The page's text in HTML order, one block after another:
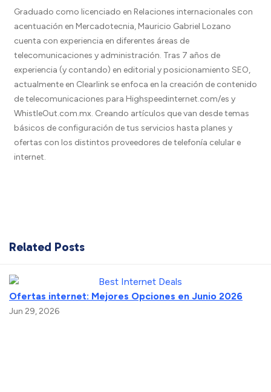
Graduado como licenciado en Relaciones internacionales con
acentuación en Mercadotecnia, Mauricio Gabriel Lozano
cuenta con experiencia en diferentes áreas de
telecomunicaciones y administración. Tras 7 años de
experiencia (y contando) en editorial y posicionamiento SEO,
actualmente en Clearlink se enfoca en la creación de contenido
de telecomunicaciones para Highspeedinternet.com/es y
WhistleOut.com.mx. Creando artículos que van desde temas
básicos de configuración de tus servicios hasta planes y
ofertas con los distintos proveedores de telefonía celular e
internet.
Related Posts
Ofertas internet: Mejores Opciones en Junio 2026
Jun 29, 2026